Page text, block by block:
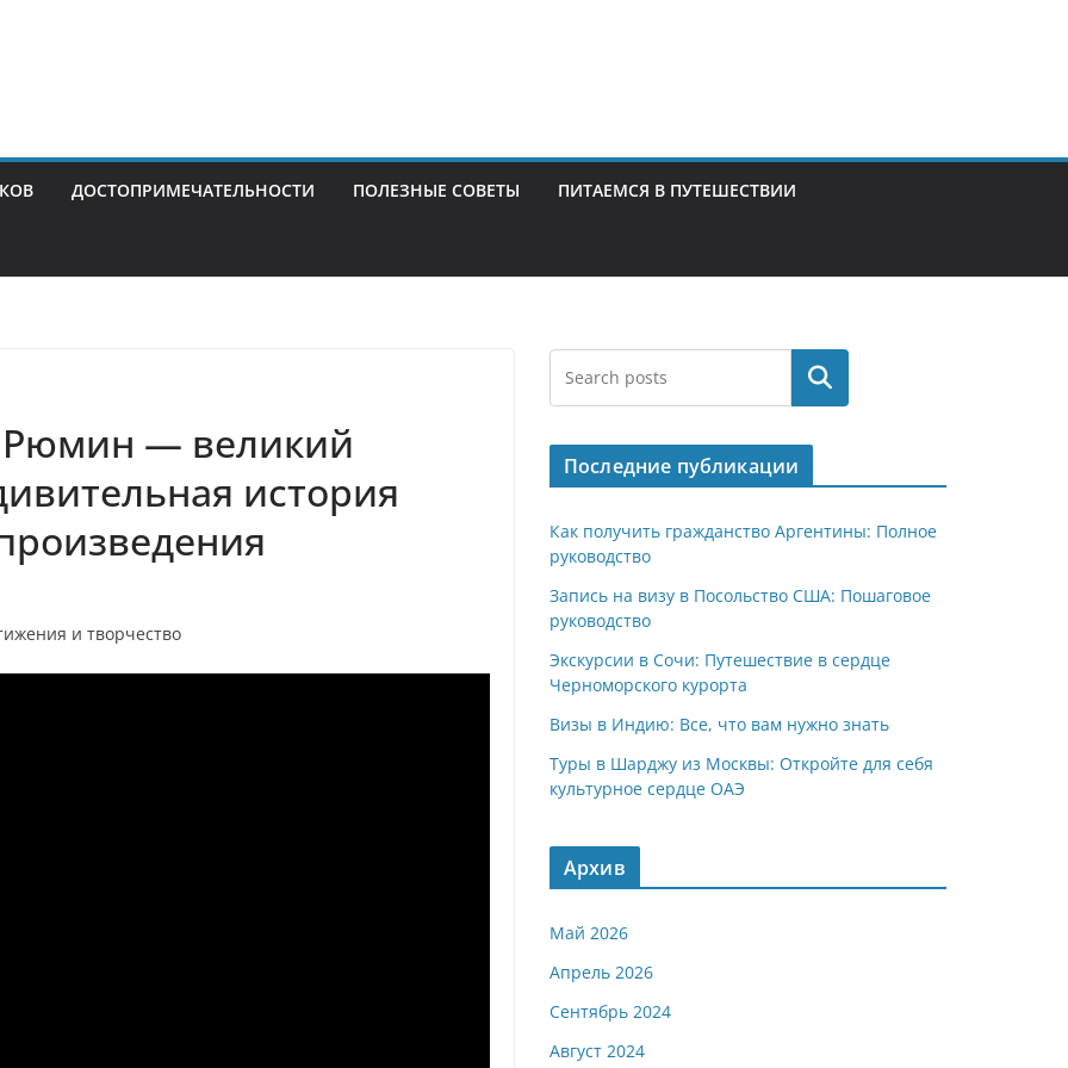
ДОСТОПРИМЕЧАТЕЛЬНОСТИ ПОЛЕЗНЫЕ СОВЕТЫ ПИТАЕМСЯ В ПУТЕШЕСТВИИ
— великий
история
Поиск
Последние публикации
Как получить гражданство Аргентины: Полное
руководство
Запись на визу в Посольство США: Пошаговое
руководство
Экскурсии в Сочи: Путешествие в сердце
Черноморского курорта
Визы в Индию: Все, что вам нужно знать
Туры в Шарджу из Москвы: Откройте для себя
культурное сердце ОАЭ
Архив
Май 2026
Апрель 2026
Сентябрь 2024
Август 2024